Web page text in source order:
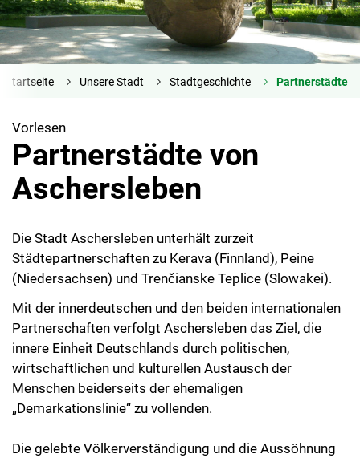
Startseite Unsere Stadt Stadtgeschichte Partnerstädte
Vorlesen
Partnerstädte von
Aschersleben
Die Stadt Aschersleben unterhält zurzeit
Städtepartnerschaften zu Kerava (Finnland), Peine
(Niedersachsen) und Trenčianske Teplice (Slowakei).
Mit der innerdeutschen und den beiden internationalen
Partnerschaften verfolgt Aschersleben das Ziel, die
innere Einheit Deutschlands durch politischen,
wirtschaftlichen und kulturellen Austausch der
Menschen beiderseits der ehemaligen
„Demarkationslinie“ zu vollenden.
Die gelebte Völkerverständigung und die Aussöhnung